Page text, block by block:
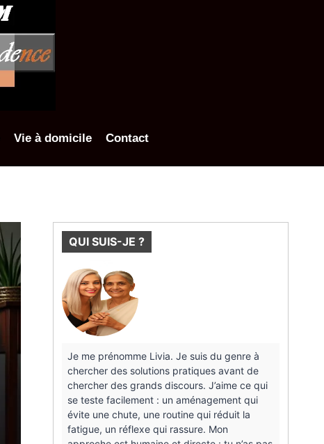
Vie à domicile Contact
QUI SUIS-JE ?
Je me prénomme Livia. Je suis du genre à
chercher des solutions pratiques avant de
chercher des grands discours. J’aime ce qui
se teste facilement : un aménagement qui
évite une chute, une routine qui réduit la
fatigue, un réflexe qui rassure. Mon